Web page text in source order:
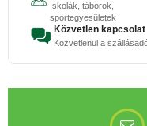
Iskolák, táborok,
sportegyesületek
Közvetlen kapcsolat
Közvetlenül a